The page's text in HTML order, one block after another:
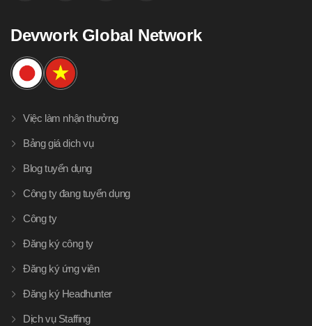
Devwork Global Network
Việc làm nhận thưởng
Bảng giá dịch vụ
Blog tuyển dụng
Công ty đang tuyển dụng
Công ty
Đăng ký công ty
Đăng ký ứng viên
Đăng ký Headhunter
Dịch vụ Staffing